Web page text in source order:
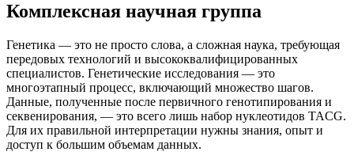
Комплексная научная группа
Генетика — это не просто слова, а сложная наука, требующая
передовых технологий и высококвалифицированных
специалистов. Генетические исследования — это
многоэтапный процесс, включающий множество шагов.
Данные, полученные после первичного генотипирования и
секвенирования, — это всего лишь набор нуклеотидов TACG.
Для их правильной интерпретации нужны знания, опыт и
доступ к большим объемам данных.